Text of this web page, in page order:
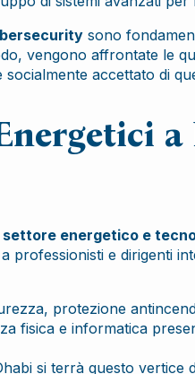
sono
vengono affrontate le
accettato di
energetico e
e dirigenti
protezione
fisica e informatica
si terrà questo vertice